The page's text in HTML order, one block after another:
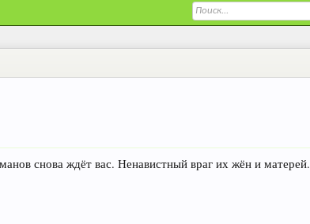
снова ждёт вас. Ненавистный враг их жён и матерей.